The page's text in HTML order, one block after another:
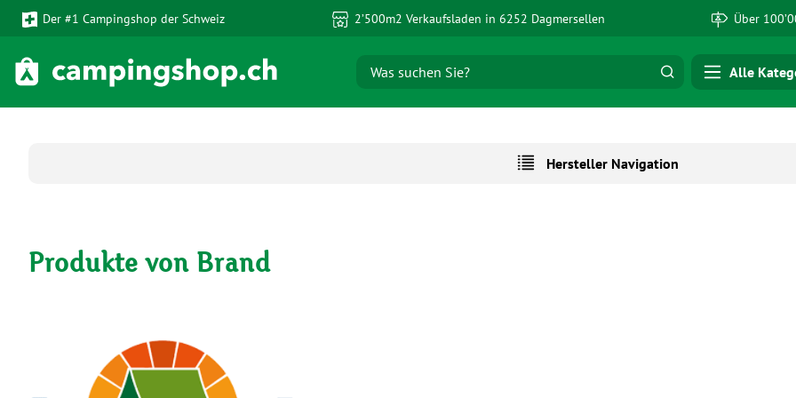
Hauptinhalt springen
Zur Suche springen
Zur Hauptnavigation springen
Der #1 Campingshop der Schweiz 2’500m2 Verkaufsladen in 6252 Dagmersellen Über
Alle
Hersteller Navigation
Produkte von Brand